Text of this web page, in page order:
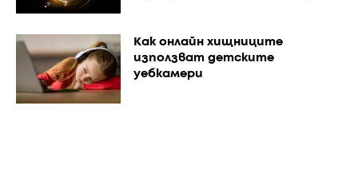
Как онлайн хищниците
използват детските
уебкамери